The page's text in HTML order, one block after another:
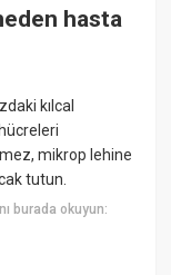
hasta
kılcal
mikrop lehine
tutun.
burada okuyun: